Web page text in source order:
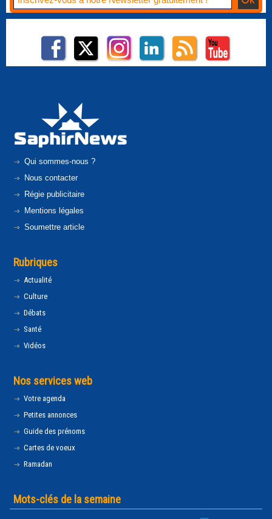
Qui sommes-nous ?
Nous contacter
Régie publicitaire
Mentions légales
Soumettre article
Rubriques
Actualité
Culture
Débats
Santé
Vidéos
Nos services web
Votre agenda
Petites annonces
Guide des prénoms
Cartes de voeux
Ramadan
Mots-clés de la semaine